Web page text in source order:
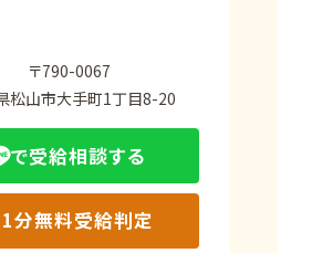
〒790-0067
松山市大手町1丁目8-20
で受給相談する
1分無料受給判定